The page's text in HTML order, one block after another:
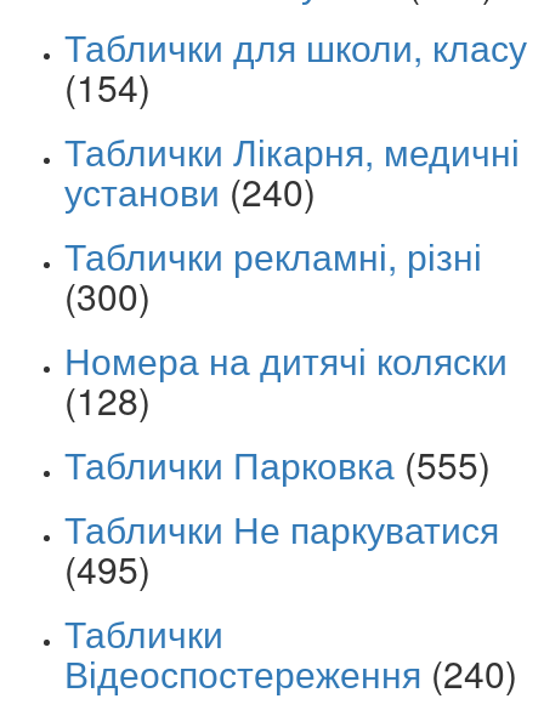
Таблички для школи, класу
(154)
Таблички Лікарня, медичні
установи (240)
Таблички рекламні, різні
(300)
Номера на дитячі коляски
(128)
Таблички Парковка (555)
Таблички Не паркуватися
(495)
Таблички
Відеоспостереження (240)